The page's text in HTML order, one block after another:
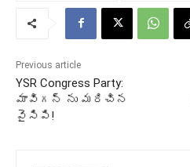
Previous article
YSR Congress Party:
మావిగన్ ను మరిచిన
వైసిపి!